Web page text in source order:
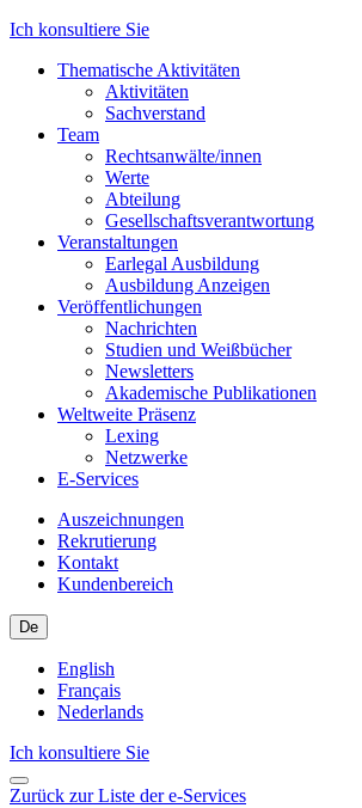
Ich konsultiere Sie
Thematische Aktivitäten
Aktivitäten
Sachverstand
Team
Rechtsanwälte/innen
Werte
Abteilung
Gesellschaftsverantwortung
Veranstaltungen
Earlegal Ausbildung
Ausbildung Anzeigen
Veröffentlichungen
Nachrichten
Studien und Weißbücher
Newsletters
Akademische Publikationen
Weltweite Präsenz
Lexing
Netzwerke
E-Services
Auszeichnungen
Rekrutierung
Kontakt
Kundenbereich
De
English
Français
Nederlands
Ich konsultiere Sie
Zurück zur Liste der e-Services